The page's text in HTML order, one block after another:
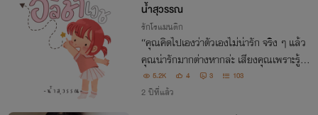
น้ำสุวรรณ
รักโรแมนติก
“คุณคิดไปเองว่าตัวเองไม่น่ารัก จริง ๆ แล้ว
คุณน่ารักมากต่างหากล่ะ เสียงคุณเพราะรู้ตัว
หรือเปล่า ตาคุณก็สวยนะ ยิ้มก็มีเสน่ห์มากด้
วย ดูสิ... ขนาดทำคิ้วขมวดยังน่ารักเลย”
5.2K 4 3 103
2 ปีที่แล้ว